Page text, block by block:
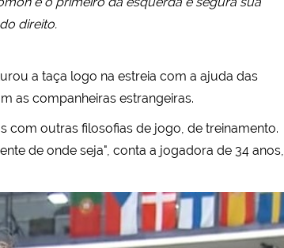
direito.
a taça logo na estreia com a ajuda das
as companheiras estrangeiras.
com outras filosofias de jogo, de treinamento.
de onde seja", conta a jogadora de 34 anos,